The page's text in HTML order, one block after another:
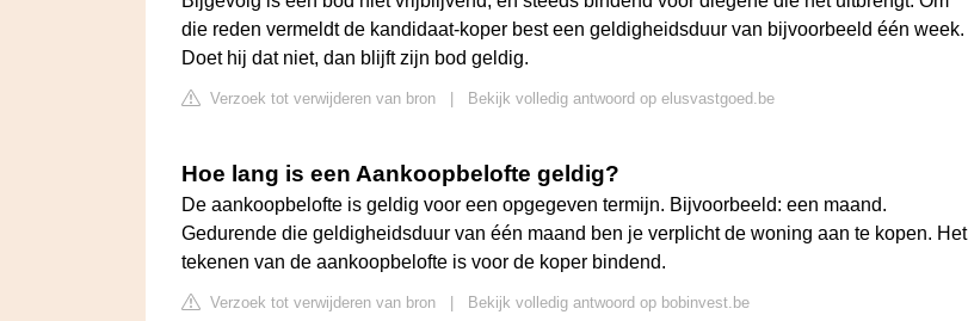
die reden vermeldt de kandidaat-koper best een geldigheidsduur van bijvoorbeeld één week.
Doet hij dat niet, dan blijft zijn bod geldig.
Verzoek tot verwijderen van bron Bekijk volledig antwoord op elusvastgoed.be
Hoe lang is een Aankoopbelofte geldig?
De aankoopbelofte is geldig voor een opgegeven termijn. Bijvoorbeeld: een maand.
Gedurende die geldigheidsduur van één maand ben je verplicht de woning aan te kopen. Het
tekenen van de aankoopbelofte is voor de koper bindend.
Verzoek tot verwijderen van bron Bekijk volledig antwoord op bobinvest.be